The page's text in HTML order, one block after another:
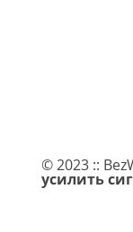
© 2023 ::
усилить